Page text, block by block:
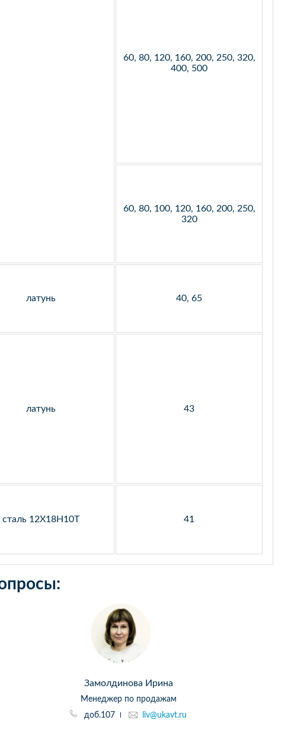
60, 80, 120, 160, 200, 250, 320,
400, 500
60, 80, 100, 120, 160, 200, 250,
320
латунь 40, 65
латунь 43
сталь 12Х18Н10Т 41
Замолдинова Ирина
Менеджер по продажам
доб.107
liv@ukavt.ru